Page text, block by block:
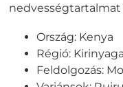
Ország: Kenya
Régió: Kirinyaga
Feldolgozás: